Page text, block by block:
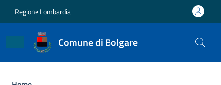
Regione Lombardia
Comune di Bolgare